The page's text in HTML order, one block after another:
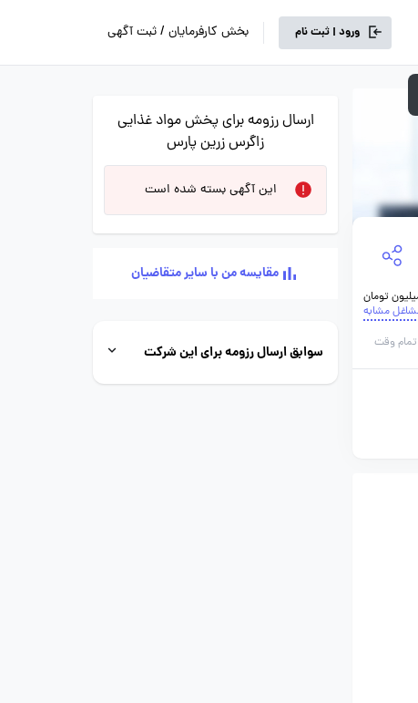
ورود | ثبت نام بخش کارفرمایان / ثبت آگهی
مشابه
تمام وقت
ارسال رزومه برای پخش مواد غذایی
زاگرس زرین پارس
این آگهی بسته شده است
مقایسه من با سایر متقاضیان
سوابق ارسال رزومه برای این شرکت